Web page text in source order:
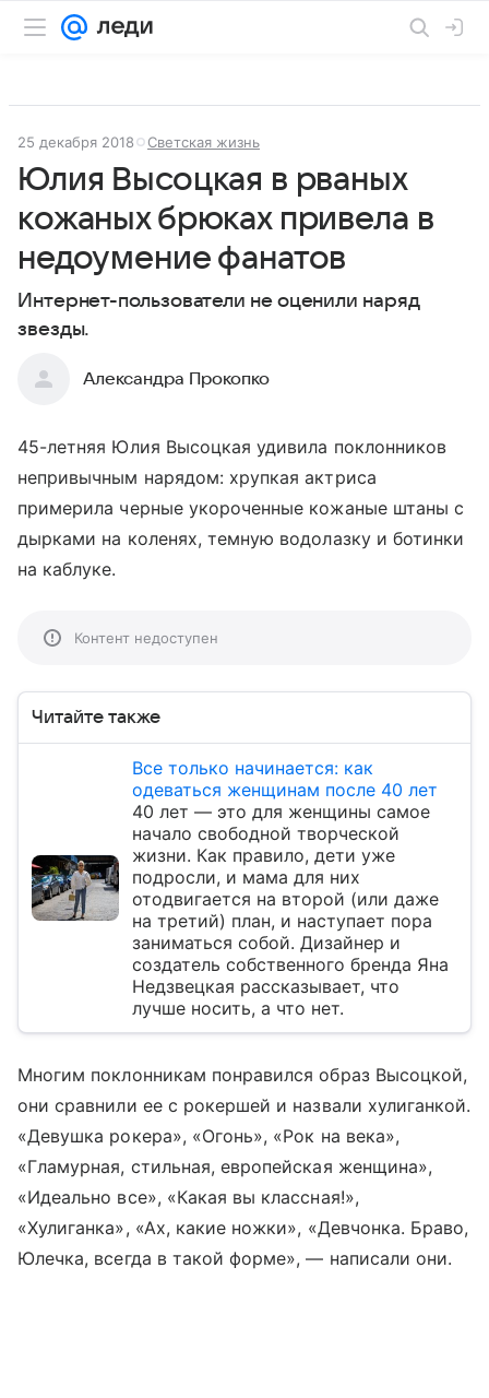
25 декабря 2018 Светская жизнь
Юлия Высоцкая в рваных
кожаных брюках привела в
недоумение фанатов
Интернет-пользователи не оценили наряд
звезды.
Александра Прокопко
45-летняя Юлия Высоцкая удивила поклонников
непривычным нарядом: хрупкая актриса
примерила черные укороченные кожаные штаны с
дырками на коленях, темную водолазку и ботинки
на каблуке.
Контент недоступен
Читайте также
Все только начинается: как
одеваться женщинам после 40 лет
40 лет — это для женщины самое
начало свободной творческой
жизни. Как правило, дети уже
подросли, и мама для них
отодвигается на второй (или даже
на третий) план, и наступает пора
заниматься собой. Дизайнер и
создатель собственного бренда Яна
Недзвецкая рассказывает, что
лучше носить, а что нет.
Многим поклонникам понравился образ Высоцкой,
они сравнили ее с рокершей и назвали хулиганкой.
«Девушка рокера», «Огонь», «Рок на века»,
«Гламурная, стильная, европейская женщина»,
«Идеально все», «Какая вы классная!»,
«Хулиганка», «Ах, какие ножки», «Девчонка. Браво,
Юлечка, всегда в такой форме», — написали они.